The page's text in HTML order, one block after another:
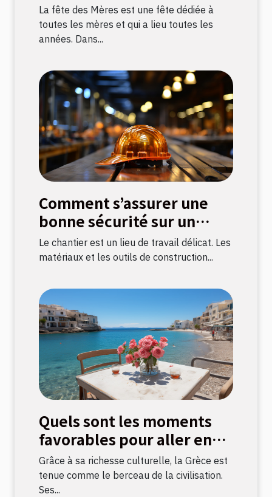
La fête des Mères est une fête dédiée à
toutes les mères et qui a lieu toutes les
années. Dans...
Comment s’assurer une
bonne sécurité sur un
chantier ?
Le chantier est un lieu de travail délicat. Les
matériaux et les outils de construction...
Quels sont les moments
favorables pour aller en
Grèce ?
Grâce à sa richesse culturelle, la Grèce est
tenue comme le berceau de la civilisation.
Ses...